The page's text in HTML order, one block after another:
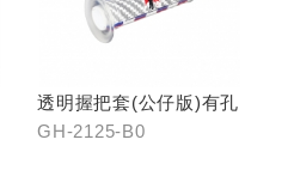
透明握把套(公仔版)有孔
GH-2125-B0